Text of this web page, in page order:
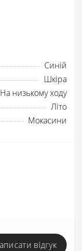
Синій
Шкіра
На низькому ходу
Літо
Мокасини
відгук